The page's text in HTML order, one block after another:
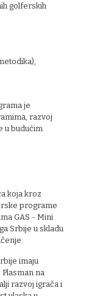
golferskih
je
razvoj
u budućim
koja kroz
programe
GAS - Mini
Srbije u skladu
imaju
na
razvoj igrača i